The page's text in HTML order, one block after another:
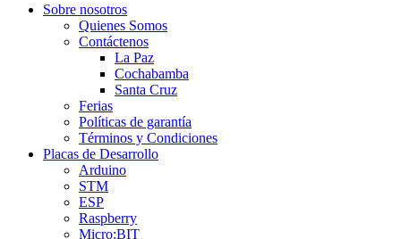
Sobre nosotros
Quienes Somos
Contáctenos
La Paz
Cochabamba
Santa Cruz
Ferias
Políticas de garantía
Términos y Condiciones
Placas de Desarrollo
Arduino
STM
ESP
Raspberry
Micro:BIT